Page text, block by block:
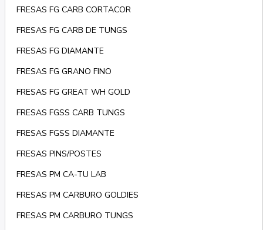
FRESAS FG CARB CORTACOR
FRESAS FG CARB DE TUNGS
FRESAS FG DIAMANTE
FRESAS FG GRANO FINO
FRESAS FG GREAT WH GOLD
FRESAS FGSS CARB TUNGS
FRESAS FGSS DIAMANTE
FRESAS PINS/POSTES
FRESAS PM CA-TU LAB
FRESAS PM CARBURO GOLDIES
FRESAS PM CARBURO TUNGS